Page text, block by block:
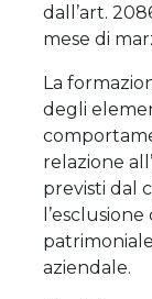
dall’art.
mese di
La
degli
relazione
previsti dal
aziendale.